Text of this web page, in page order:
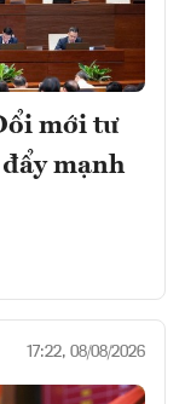
mới tư
mạnh
17:22, 08/08/2026